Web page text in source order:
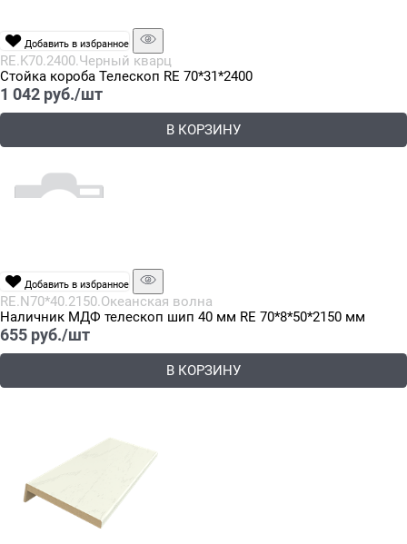
Добавить в избранное
RE.K70.2400.Черный кварц
Стойка короба Телескоп RE 70*31*2400
1 042 руб./шт
В КОРЗИНУ
Добавить в избранное
RE.N70*40.2150.Океанская волна
Наличник МДФ телескоп шип 40 мм RE 70*8*50*2150 мм
655 руб./шт
В КОРЗИНУ